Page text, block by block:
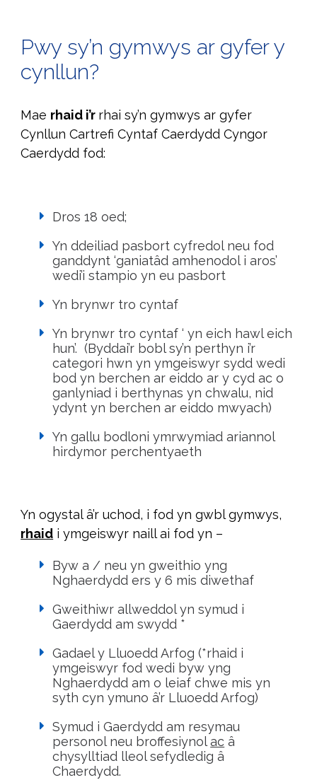
Pwy sy’n gymwys ar gyfer y
cynllun?
Mae rhaid i’r rhai sy’n gymwys ar gyfer
Cynllun Cartrefi Cyntaf Caerdydd Cyngor
Caerdydd fod:
Dros 18 oed;
Yn ddeiliad pasbort cyfredol neu fod
ganddynt ‘ganiatâd amhenodol i aros’
wedi’i stampio yn eu pasbort
Yn brynwr tro cyntaf
Yn brynwr tro cyntaf ‘ yn eich hawl eich
hun’. (Byddai’r bobl sy’n perthyn i’r
categori hwn yn ymgeiswyr sydd wedi
bod yn berchen ar eiddo ar y cyd ac o
ganlyniad i berthynas yn chwalu, nid
ydynt yn berchen ar eiddo mwyach)
Yn gallu bodloni ymrwymiad ariannol
hirdymor perchentyaeth
Yn ogystal â’r uchod, i fod yn gwbl gymwys,
rhaid i ymgeiswyr naill ai fod yn –
Byw a / neu yn gweithio yng
Nghaerdydd ers y 6 mis diwethaf
Gweithiwr allweddol yn symud i
Gaerdydd am swydd *
Gadael y Lluoedd Arfog (*rhaid i
ymgeiswyr fod wedi byw yng
Nghaerdydd am o leiaf chwe mis yn
syth cyn ymuno â’r Lluoedd Arfog)
Symud i Gaerdydd am resymau
personol neu broffesiynolac â
chysylltiad lleol sefydledig â
Chaerdydd.